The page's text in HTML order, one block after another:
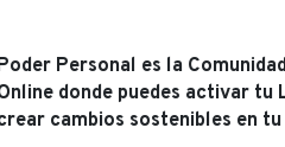
Personal es la
donde puedes activar tu
cambios sostenibles en